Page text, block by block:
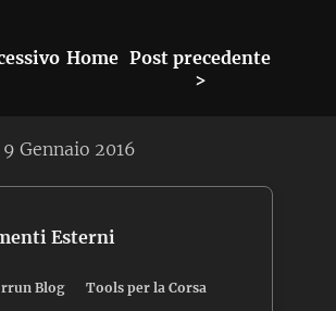
Home Post precedente
>
9 Gennaio 2016
Esterni
Blog Tools per la Corsa